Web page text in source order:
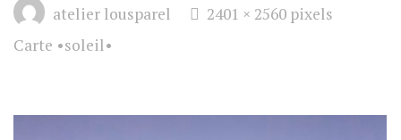
atelier lousparel
Full2401 × 2560 pixels
Carte •soleil•